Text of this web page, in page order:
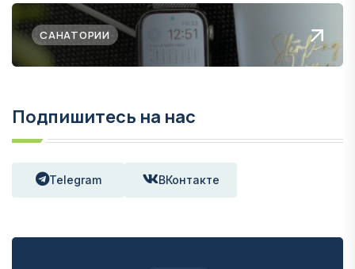
САНАТОРИИ
Подпишитесь на нас
Telegram ВКонтакте